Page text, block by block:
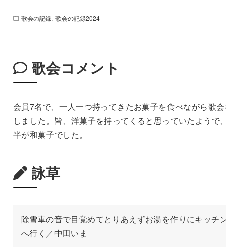
歌会の記録 歌会の記録2024
歌会コメント
会員7名で、一人一つ持ってきたお菓子を食べながら歌
しました。皆、洋菓子を持ってくると思っていたようで
半が和菓子でした。
詠草
除雪車の音で目覚めてとりあえずお湯を作りにキッチ
へ行く／中田いま